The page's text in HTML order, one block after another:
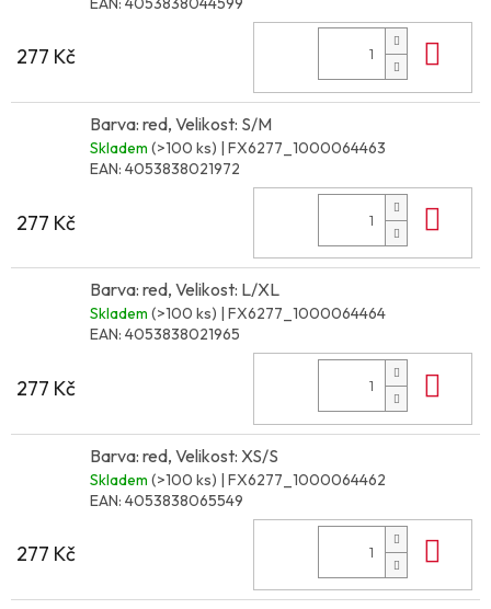
277 Kč
Barva: red, Velikost: S/M
Skladem (>100 ks) | FX6277_1000064463
EAN: 4053838021972
277 Kč
Barva: red, Velikost: L/XL
Skladem (>100 ks) | FX6277_1000064464
EAN: 4053838021965
277 Kč
Barva: red, Velikost: XS/S
Skladem (>100 ks) | FX6277_1000064462
EAN: 4053838065549
277 Kč